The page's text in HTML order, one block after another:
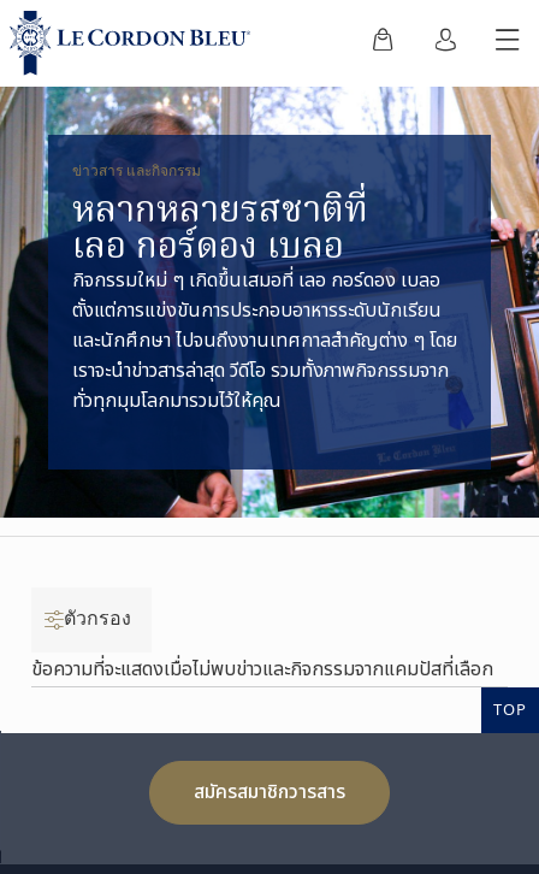
ข่าวสาร และกิจกรรม
หลากหลายรสชาติที่
เลอ กอร์ดอง เบลอ
กิจกรรมใหม่ ๆ เกิดขึ้นเสมอที่ เลอ กอร์ดอง เบลอ
ตั้งแต่การแข่งขันการประกอบอาหารระดับนักเรียน
และนักศึกษา ไปจนถึงงานเทศกาลสำคัญต่าง ๆ โดย
เราจะนำข่าวสารล่าสุด วีดีโอ รวมทั้งภาพกิจกรรมจาก
ทั่วทุกมุมโลกมารวมไว้ให้คุณ
ตัวกรอง
ข้อความที่จะแสดงเมื่อไม่พบข่าวและกิจกรรมจากแคมปัสที่เลือก
TOP
สมัครสมาชิกวารสาร